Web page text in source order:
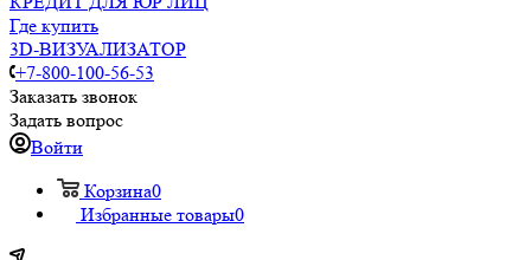
Где купить
3D-ВИЗУАЛИЗАТОР
+7-800-100-56-53
Заказать звонок
Задать вопрос
Войти
Корзина0
Избранные товары0